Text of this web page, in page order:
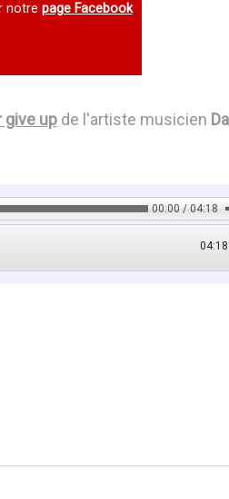
notre page Facebook
give upde l'artiste musicien
00:00 / 04:18
04:18